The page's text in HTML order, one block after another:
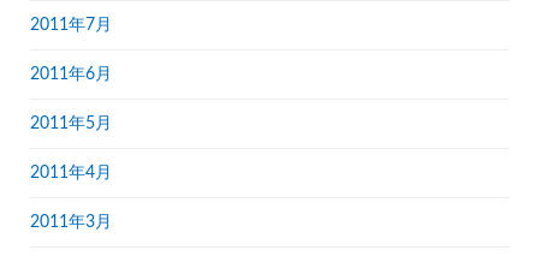
2011年7月
2011年6月
2011年5月
2011年4月
2011年3月